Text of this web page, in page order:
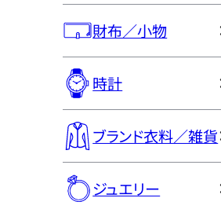
財布／小物
時計
ブランド衣料／雑貨
ジュエリー